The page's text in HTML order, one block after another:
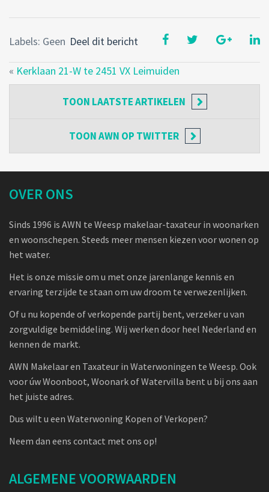
Deel dit bericht
Labels: Geen
« Kerklaan 21-W te 2451 VX Leimuiden
TOON LAATSTE ARTIKELEN
TOONAWN OP TWITTER
OVER ONS
Sinds 1996 is AWN te Weesp makelaar-taxateur in woonarken
en woonschepen. Steeds meer mensen kiezen voor wonen op
het water.
Het is onze missie om u met onze jarenlange kennis en
ervaring terzijde te staan om uw droom te verwezenlijken.
Of u nu kopende of verkopende partij bent, verzeker u van
zorgvuldige bemiddeling. Wij werken door heel Nederland en
kennen de markt.
AWN Makelaar en Taxateur in Waterwoningen te Weesp. Ook
voor úw Woonboot, Woonark of Watervilla bent u bij ons aan
het juiste adres.
Dus wilt u een Waterwoning Kopen of Verkopen?
Neem dan eens contact met ons op!
ALGEMENE VOORWAARDEN